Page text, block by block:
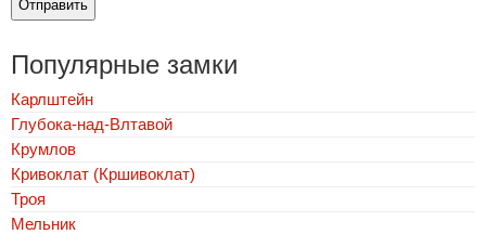
Популярные замки
Карлштейн
Глубока-над-Влтавой
Крумлов
Кривоклат (Кршивоклат)
Троя
Мельник